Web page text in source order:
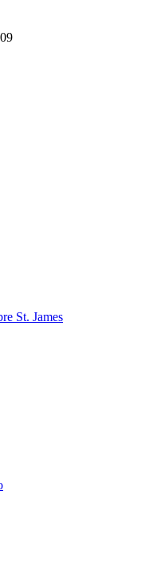
St. James